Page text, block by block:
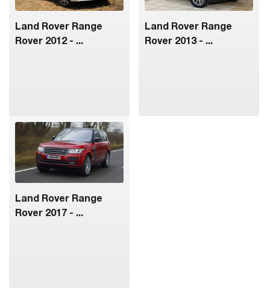
Land Rover Range
Rover 2012 - ...
Land Rover Range
Rover 2013 - ...
Land Rover Range
Rover 2017 - ...